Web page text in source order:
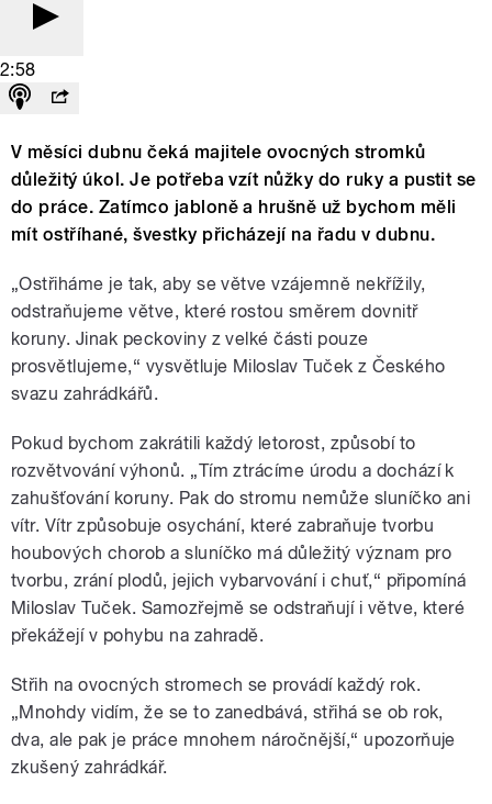
2:58
V měsíci dubnu čeká majitele ovocných stromků
důležitý úkol. Je potřeba vzít nůžky do ruky a pustit se
do práce. Zatímco jabloně a hrušně už bychom měli
mít ostříhané, švestky přicházejí na řadu v dubnu.
„Ostřiháme je tak, aby se větve vzájemně nekřížily,
odstraňujeme větve, které rostou směrem dovnitř
koruny. Jinak peckoviny z velké části pouze
prosvětlujeme,“ vysvětluje Miloslav Tuček z Českého
svazu zahrádkářů.
Pokud bychom zakrátili každý letorost, způsobí to
rozvětvování výhonů. „Tím ztrácíme úrodu a dochází k
zahušťování koruny. Pak do stromu nemůže sluníčko ani
vítr. Vítr způsobuje osychání, které zabraňuje tvorbu
houbových chorob a sluníčko má důležitý význam pro
tvorbu, zrání plodů, jejich vybarvování i chuť,“ připomíná
Miloslav Tuček. Samozřejmě se odstraňují i větve, které
překážejí v pohybu na zahradě.
Střih na ovocných stromech se provádí každý rok.
„Mnohdy vidím, že se to zanedbává, střihá se ob rok,
dva, ale pak je práce mnohem náročnější,“ upozorňuje
zkušený zahrádkář.